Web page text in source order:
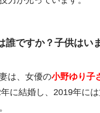
誰ですか？子供はい
は、女優の小野ゆり子
に結婚し、2019年に